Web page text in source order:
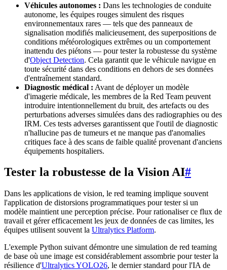
Véhicules autonomes : Dans les technologies de conduite
autonome, les équipes rouges simulent des risques
environnementaux rares — tels que des panneaux de
signalisation modifiés malicieusement, des superpositions de
conditions météorologiques extrêmes ou un comportement
inattendu des piétons — pour tester la robustesse du système
d'Object Detection. Cela garantit que le véhicule navigue en
toute sécurité dans des conditions en dehors de ses données
d'entraînement standard.
Diagnostic médical : Avant de déployer un modèle
d'imagerie médicale, les membres de la Red Team peuvent
introduire intentionnellement du bruit, des artefacts ou des
perturbations adverses simulées dans des radiographies ou des
IRM. Ces tests adverses garantissent que l'outil de diagnostic
n'hallucine pas de tumeurs et ne manque pas d'anomalies
critiques face à des scans de faible qualité provenant d'anciens
équipements hospitaliers.
Tester la robustesse de la Vision AI#
Dans les applications de vision, le red teaming implique souvent
l'application de distorsions programmatiques pour tester si un
modèle maintient une perception précise. Pour rationaliser ce flux de
travail et gérer efficacement les jeux de données de cas limites, les
équipes utilisent souvent la Ultralytics Platform.
L'exemple Python suivant démontre une simulation de red teaming
de base où une image est considérablement assombrie pour tester la
résilience d'Ultralytics YOLO26, le dernier standard pour l'IA de